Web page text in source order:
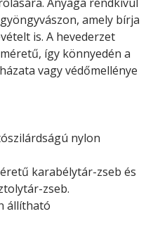
amely bírja
is. A hevederzet
így könnyedén a
vagy védőmellénye
nylon
karabélytár-zseb és
zseb.
állítható